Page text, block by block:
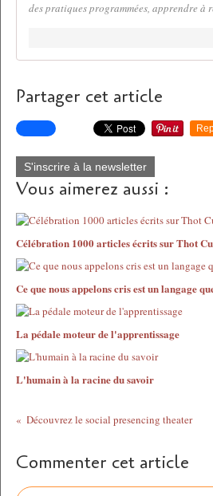
des pratiques programmées, apprendre à
Partager cet article
S'inscrire à la newsletter
Vous aimerez aussi :
Célébration 1000 articles écrits sur Thot
Ce que nous appelons cris est un langage
La pédale moteur de l'apprentissage
L'humain à la racine du savoir
Découvrez le social presencing theater
Commenter cet article